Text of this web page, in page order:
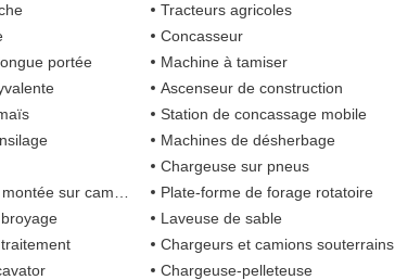
Tracteurs agricoles
Concasseur
portée
Machine à tamiser
Ascenseur de construction
Station de concassage mobile
Machines de désherbage
Chargeuse sur pneus
sur camion
Plate-forme de forage rotatoire
Laveuse de sable
Chargeurs et camions souterrains
Chargeuse-pelleteuse